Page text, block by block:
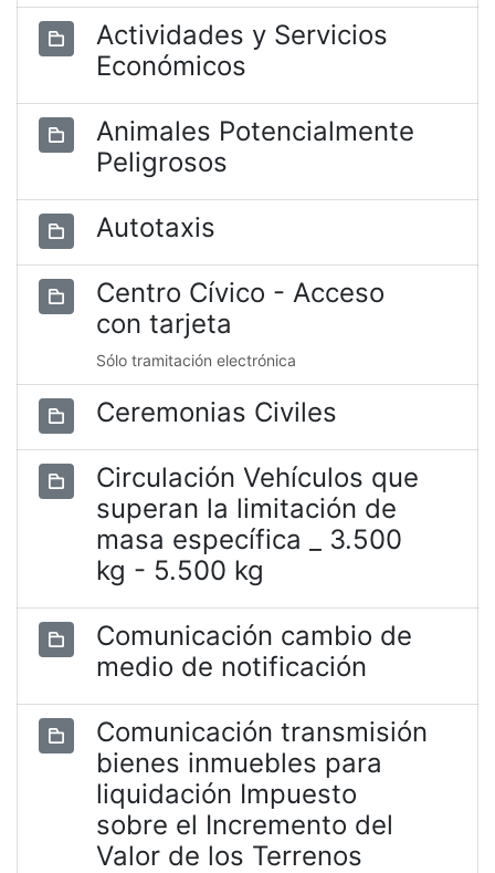
Actividades y Servicios
Económicos
Animales Potencialmente
Peligrosos
Autotaxis
Centro Cívico - Acceso
con tarjeta
Sólo tramitación electrónica
Ceremonias Civiles
Circulación Vehículos que
superan la limitación de
masa específica _ 3.500
kg - 5.500 kg
Comunicación cambio de
medio de notificación
Comunicación transmisión
bienes inmuebles para
liquidación Impuesto
sobre el Incremento del
Valor de los Terrenos